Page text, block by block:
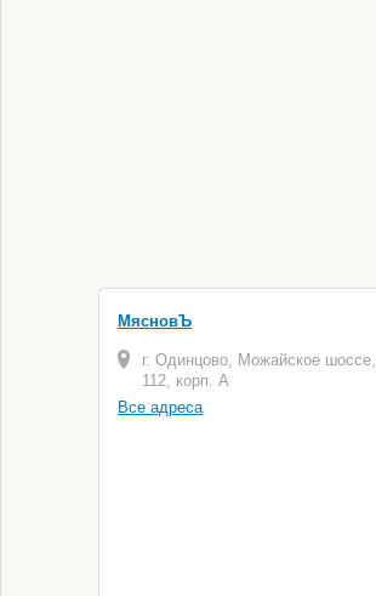
МясновЪ
г. Одинцово, Можайское шоссе,
112, корп. А
Все адреса